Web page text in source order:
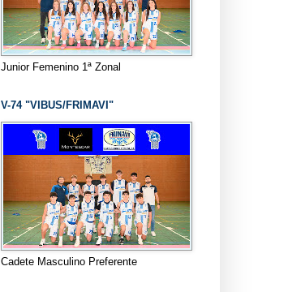
Junior Femenino 1ª Zonal
V-74 "VIBUS/FRIMAVI"
Cadete Masculino Preferente